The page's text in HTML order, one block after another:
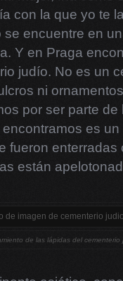
con la que yo te
encuentre en
Y en Praga
judío. No es un
ni
por ser parte de
es
fueron enterradas
están
de las lápidas del